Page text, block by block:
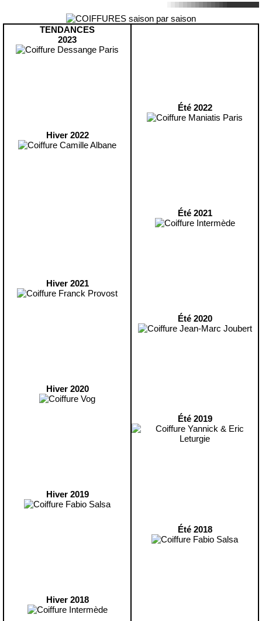
TENDANCES
2023
Hiver 2022
Hiver 2021
Hiver 2020
Hiver 2019
Hiver 2018
Été 2022
Été 2021
Été 2020
Été 2019
Été 2018